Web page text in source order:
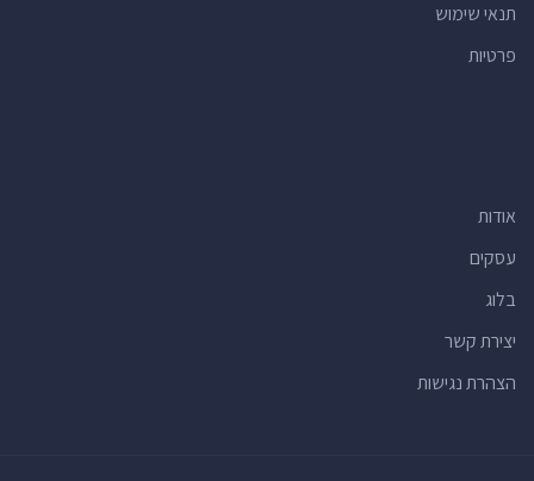
תנאי שימוש
פרטיות
אודות
עסקים
בלוג
יצירת קשר
הצהרת נגישות